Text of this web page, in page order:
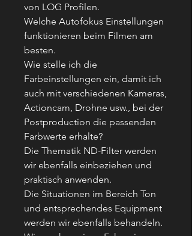
von LOG Profilen.
Welche Autofokus Einstellungen
funktionieren beim Filmen am
besten.
Wie stelle ich die
Farbeinstellungen ein, damit ich
auch mit verschiedenen Kameras,
Actioncam, Drohne usw., bei der
Postproduction die passenden
Farbwerte erhalte?
Die Thematik ND-Filter werden
wir ebenfalls einbeziehen und
praktisch anwenden.
Die Situationen im Bereich Ton
und entsprechendes Equipment
werden wir ebenfalls behandeln.